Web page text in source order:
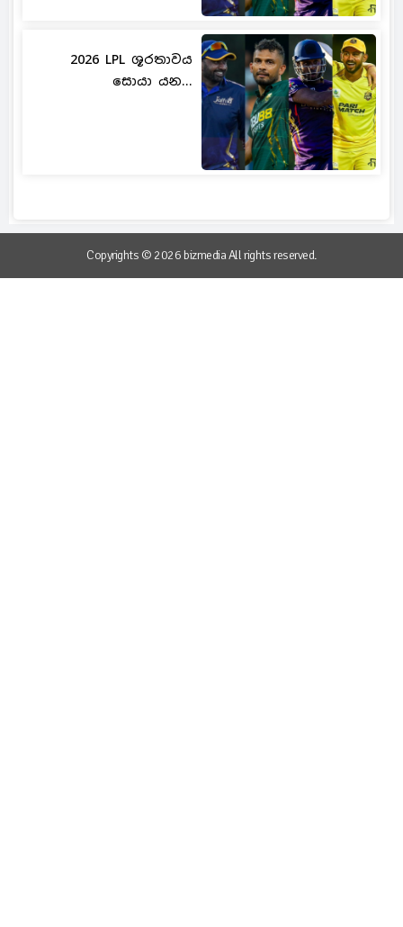
2026 LPL ශූරතාවය
සොයා යන...
Copyrights © 2026 bizmedia All rights reserved.